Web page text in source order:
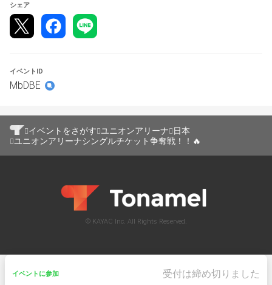
優勝：トレカっちシングルチケット\１０００
ります
のユニオンアリーナ公式のルールや制限に準じます】
※エントリーされたままキャンセルされた場合、次回以降
のエントリーを取り消す場合がございます事をご了承の
シェア
イベントID
MbDBE
イベントをさがす ユニオンアリーナ
日本
ユニオンアリーナシングルチケット争奪戦！！🔥
© KAYAC Inc. All Rights Reserved.
イベントに参加 受付は締め切りました